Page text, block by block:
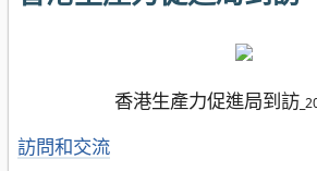
香港生產力促進局到訪_
分
訪問和交流